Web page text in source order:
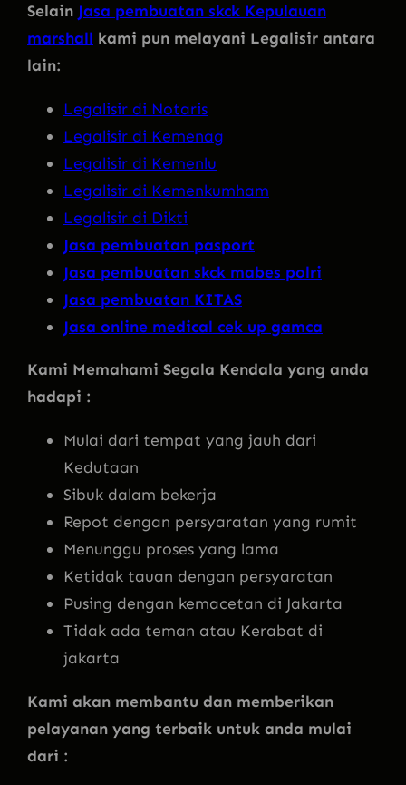
Selain Jasa pembuatan skck Kepulauan
marshall kami pun melayani Legalisir antara
lain:
Legalisir di Notaris
Legalisir di Kemenag
Legalisir di Kemenlu
Legalisir di Kemenkumham
Legalisir di Dikti
Jasa pembuatan pasport
Jasa pembuatan skck mabes polri
Jasa pembuatan KITAS
Jasa online medical cek up gamca
Kami Memahami Segala Kendala yang anda
hadapi :
Mulai dari tempat yang jauh dari
Kedutaan
Sibuk dalam bekerja
Repot dengan persyaratan yang rumit
Menunggu proses yang lama
Ketidak tauan dengan persyaratan
Pusing dengan kemacetan di Jakarta
Tidak ada teman atau Kerabat di
jakarta
Kami akan membantu dan memberikan
pelayanan yang terbaik untuk anda mulai
dari :